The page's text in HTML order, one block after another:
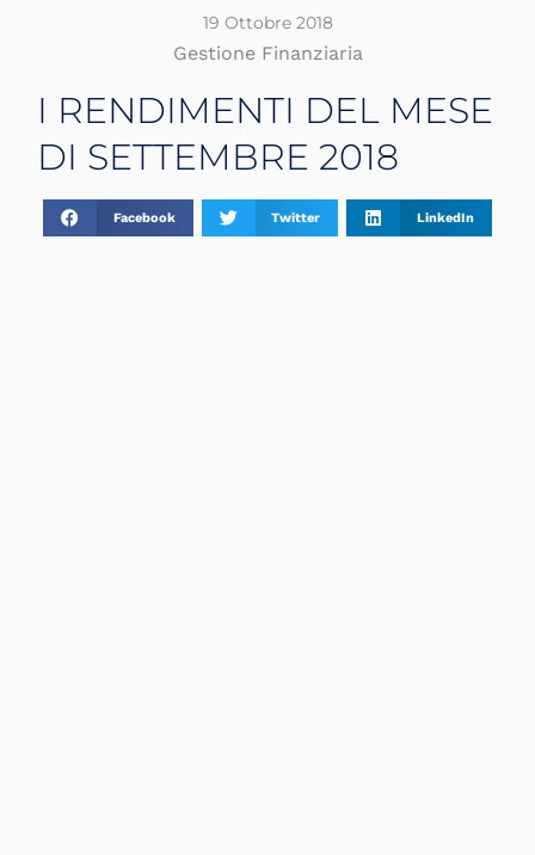
19 Ottobre 2018
Gestione Finanziaria
I RENDIMENTI DEL MESE
DI SETTEMBRE 2018
Facebook Twitter LinkedIn